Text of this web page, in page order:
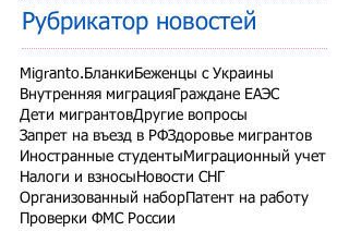
Рубрикатор новостей
Migranto.Бланки Беженцы с Украины
Внутренняя миграция Граждане ЕАЭС
Дети мигрантовДругие вопросы
Запрет на въезд в РФЗдоровье мигрантов
Иностранные студенты Миграционный учет
Налоги и взносы Новости СНГ
Организованный набор Патент на работу
Проверки ФМС России